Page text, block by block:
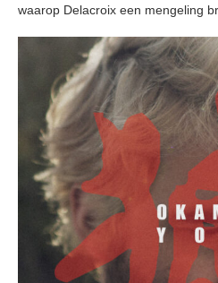
waarop Delacroix een mengeling